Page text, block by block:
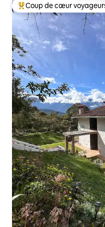
Coups de cœur
Coup de cœur